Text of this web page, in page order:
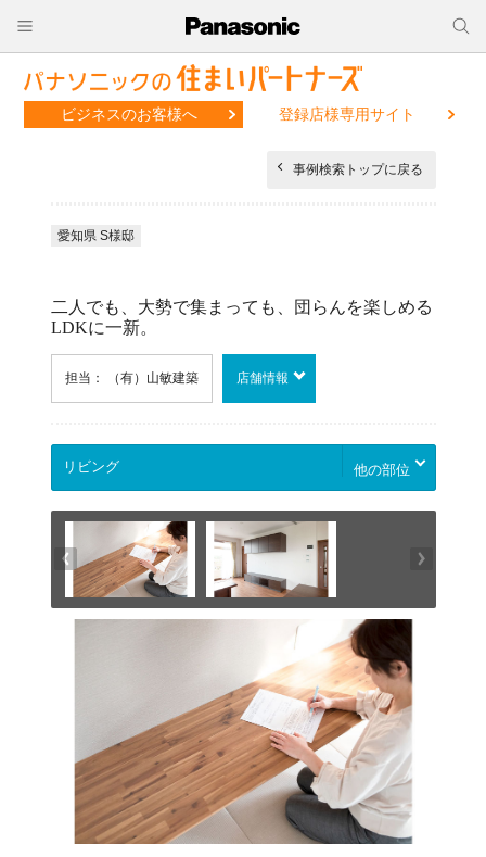
ビジネスのお客様へ 登録店様専用サイト
事例検索トップに戻る
愛知県 S様邸
二人でも、大勢で集まっても、団らんを楽しめる
LDKに一新。
担当： （有）山敏建築 店舗情報
他の部位